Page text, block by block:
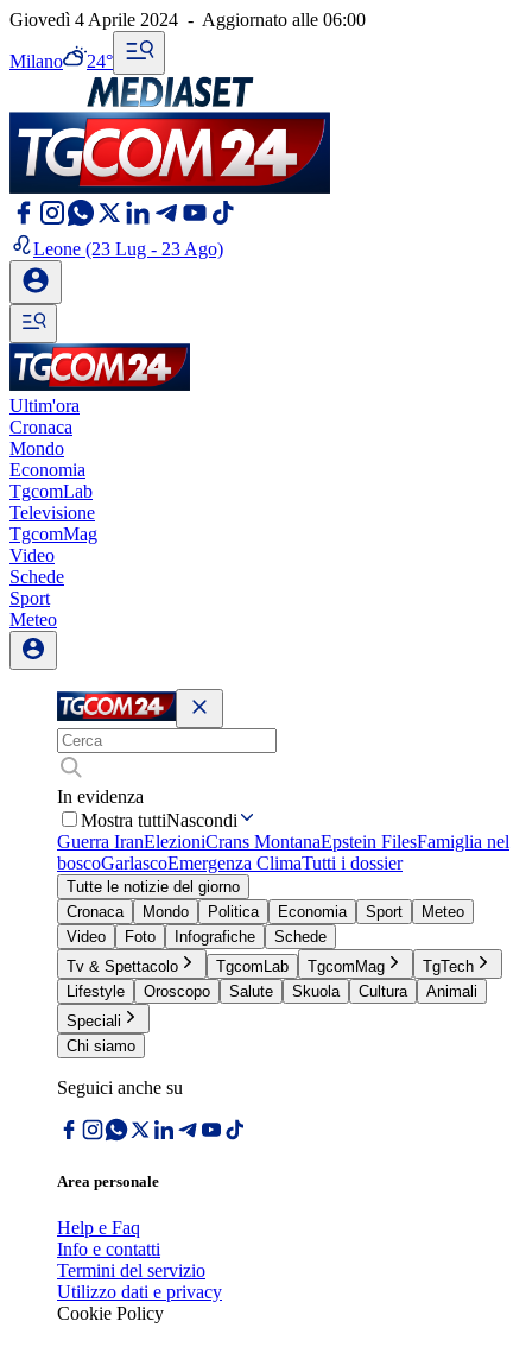
Giovedì 4 Aprile 2024 - Aggiornato alle 06:00
Milano 24°
Leone (23 Lug - 23 Ago)
Ultim'ora
Cronaca
Mondo
Economia
TgcomLab
Televisione
TgcomMag
Video
Schede
Sport
Meteo
In evidenza
Mostra tuttiNascondi
Guerra IranElezioniCrans MontanaEpstein FilesFamiglia nel
boscoGarlascoEmergenza ClimaTutti i dossier
Tutte le notizie del giorno
Cronaca
Mondo Politica Economia Sport
Meteo
Video
Foto Infografiche
Schede
Tv & Spettacolo
TgcomLab TgcomMag
TgTech
Lifestyle
Oroscopo Salute Skuola Cultura
Animali
Speciali
Chi siamo
Seguici anche su
Area personale
Help e Faq
Info e contatti
Termini del servizio
Utilizzo dati e privacy
Cookie Policy